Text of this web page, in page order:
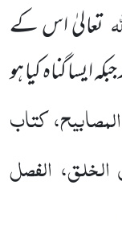
تعالیٰ اس کے
گناہ کیا ہو
کتاب
الخلق، الفصل